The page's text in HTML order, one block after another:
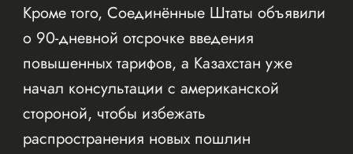
Кроме того, Соединённые Штаты объявили
о 90-дневной отсрочке введения
повышенных тарифов, а Казахстан уже
начал консультации с американской
стороной, чтобы избежать
распространения новых пошлин